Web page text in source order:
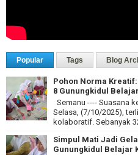
Popular Tags Blog
Pohon Norma
8 Gunungkidul
Semanu ---- Suasana
Selasa, (7/10/2025),
kolaboratif. Sebanyak 32
Simpul Mati Jadi
Gunungkidul Belajar